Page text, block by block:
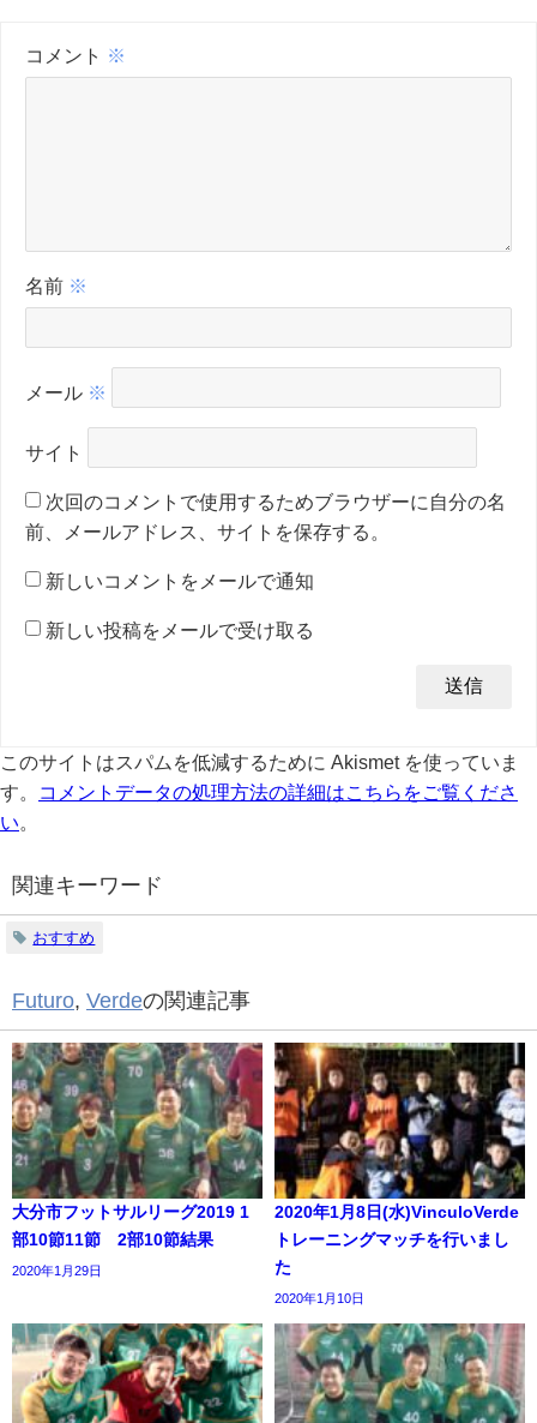
コメント ※
名前 ※
メール ※
サイト
次回のコメントで使用するためブラウザーに自分の名
前、メールアドレス、サイトを保存する。
新しいコメントをメールで通知
新しい投稿をメールで受け取る
このサイトはスパムを低減するために Akismet を使っていま
す。
コメントデータの処理方法の詳細はこちらをご覧くださ
い
関連キーワード
おすすめ
Futuro, Verdeの関連記事
大分市フットサルリーグ2019 1
部10節11節 2部10節結果
2020年1月29日
2020年1月8日(水)VinculoVerde
トレーニングマッチを行いまし
た
2020年1月10日